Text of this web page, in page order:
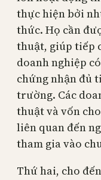
thực hiện bởi
thức. Họ cần
thuật, giúp tiếp
doanh nghiệp
chứng nhận đủ
trường. Các
thuật và vốn
liên quan đến
tham gia vào
Thứ hai, cho